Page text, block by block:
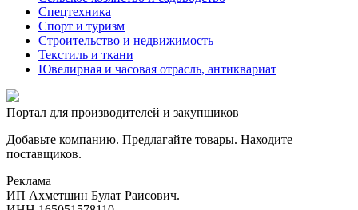
Спецтехника
Спорт и туризм
Строительство и недвижимость
Текстиль и ткани
Ювелирная и часовая отрасль, антиквариат
Портал для производителей и закупщиков
Добавьте компанию. Предлагайте товары. Находите
поставщиков.
Реклама
ИП Ахметшин Булат Раисович.